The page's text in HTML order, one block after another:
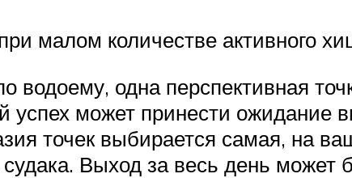
малом количестве активного
водоему, одна перспективная
может принести ожидание
точек выбирается самая, на
Выход за весь день может